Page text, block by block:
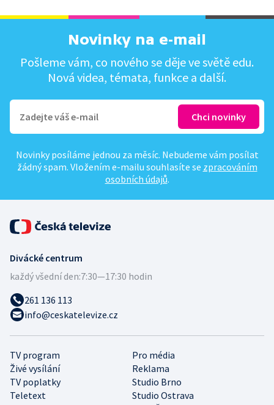
Novinky na e-mail
Pošleme vám, co nového se děje ve světě edu.
Nová videa, témata, funkce a další.
Novinky posíláme jednou za měsíc. Nebudeme vám posílat
žádný spam. Vložením e-mailu souhlasíte se zpracováním
osobních údajů.